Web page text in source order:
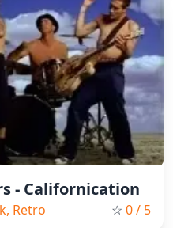
- Californication
Retro ☆ 0/ 5